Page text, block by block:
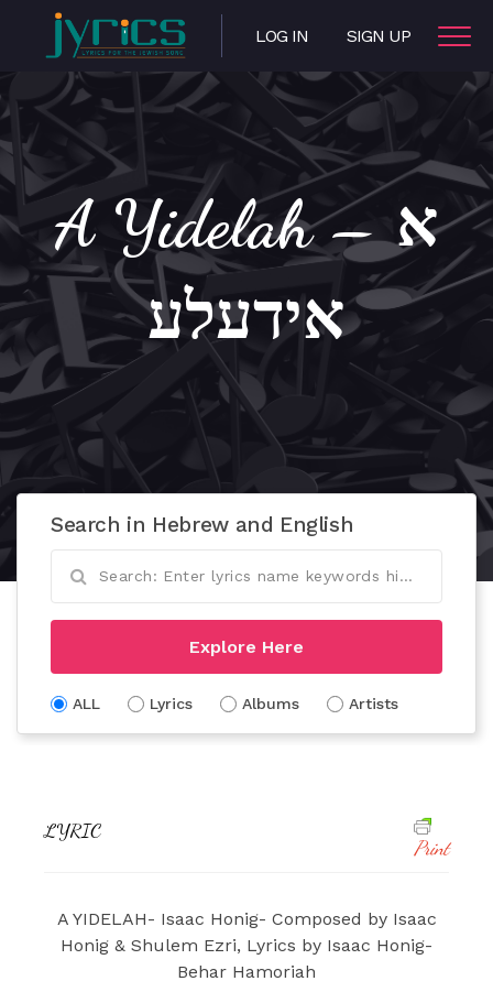
LOG IN SIGN UP
A Yidelah – א
אידעלע
Search in Hebrew and English
Explore Here
ALL Lyrics Albums Artists
LYRIC
Print
A YIDELAH- Isaac Honig- Composed by Isaac
Honig & Shulem Ezri, Lyrics by Isaac Honig-
Behar Hamoriah